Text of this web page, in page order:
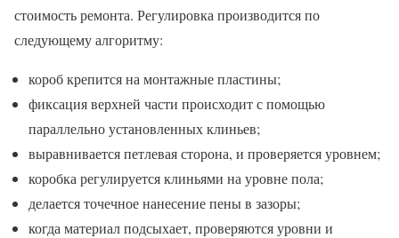
стоимость ремонта. Регулировка производится по
следующему алгоритму:
короб крепится на монтажные пластины;
фиксация верхней части происходит с помощью
параллельно установленных клиньев;
выравнивается петлевая сторона, и проверяется уровнем;
коробка регулируется клиньями на уровне пола;
делается точечное нанесение пены в зазоры;
когда материал подсыхает, проверяются уровни и